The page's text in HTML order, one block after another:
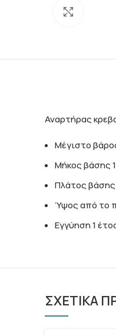
Αναρτήρας
Μέγιστο
Μήκος βάσης
Πλάτος
Ύψος από το
Εγγύηση 1
ΣΧΕΤΙΚΑ